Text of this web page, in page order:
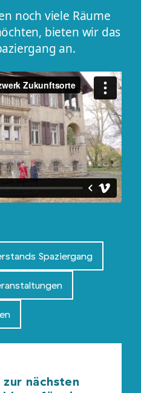
noch viele Räume
bieten wir das
an.
Spaziergang
nächsten